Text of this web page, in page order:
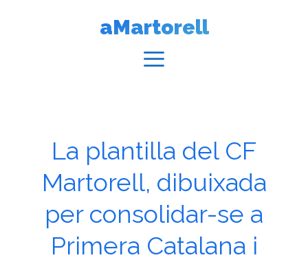
aMartorell
La plantilla del CF
Martorell, dibuixada
per consolidar-se a
Primera Catalana i